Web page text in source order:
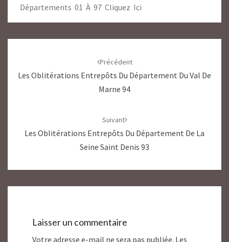
Départements 01 À 97 Cliquez Ici
Précédent
Les Oblitérations Entrepôts Du Département Du Val De
Marne 94
Suivant
Les Oblitérations Entrepôts Du Département De La
Seine Saint Denis 93
Laisser un commentaire
Votre adresse e-mail ne sera pas publiée. Les